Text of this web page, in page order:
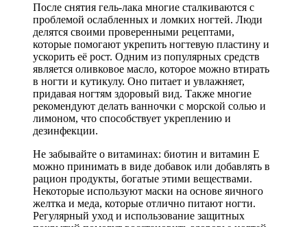
После снятия гель-лака многие сталкиваются с
проблемой ослабленных и ломких ногтей. Люди
делятся своими проверенными рецептами,
которые помогают укрепить ногтевую пластину и
ускорить её рост. Одним из популярных средств
является оливковое масло, которое можно втирать
в ногти и кутикулу. Оно питает и увлажняет,
придавая ногтям здоровый вид. Также многие
рекомендуют делать ванночки с морской солью и
лимоном, что способствует укреплению и
дезинфекции.
Не забывайте о витаминах: биотин и витамин E
можно принимать в виде добавок или добавлять в
рацион продукты, богатые этими веществами.
Некоторые используют маски на основе яичного
желтка и меда, которые отлично питают ногти.
Регулярный уход и использование защитных